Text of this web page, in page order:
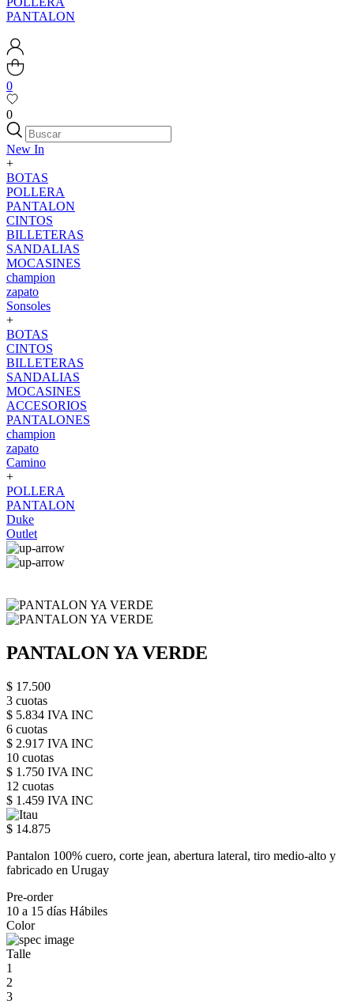
PANTALON
0
0
New In
+
BOTAS
POLLERA
PANTALON
CINTOS
BILLETERAS
SANDALIAS
MOCASINES
champion
zapato
Sonsoles
+
BOTAS
CINTOS
BILLETERAS
SANDALIAS
MOCASINES
ACCESORIOS
PANTALONES
champion
zapato
Camino
+
POLLERA
PANTALON
Duke
Outlet
PANTALON YA VERDE
$ 17.500
3 cuotas
$ 5.834 IVA INC
6 cuotas
$ 2.917 IVA INC
10 cuotas
$ 1.750 IVA INC
12 cuotas
$ 1.459 IVA INC
$ 14.875
Pantalon 100% cuero, corte jean, abertura lateral, tiro medio-alto y
fabricado en Urugay
Pre-order
10 a 15 días Hábiles
Color
Talle
1
2
3